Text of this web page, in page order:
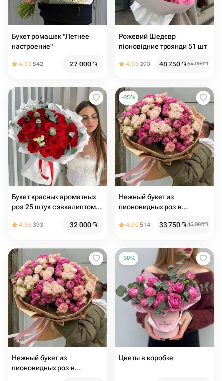
Букет ромашек "Летнее
настроение"
4.95542 27 000֏
Рожевий Шедевр
піоновідние троянди 51 шт
4.96393 48 750֏65 000֏
Букет красных ароматных
роз 25 штук с эвкалиптом🌿
4.96393 32 000֏
-25%
Нежный букет из
пионовидных роз в
4.90514 33 750֏45 000֏
Нежный букет из
пионовидных роз в
-30%
Цветы в коробке